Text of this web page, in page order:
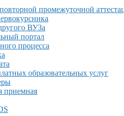
промежуточной
ВУЗа
портал
процесса
образовательных услуг
приемная